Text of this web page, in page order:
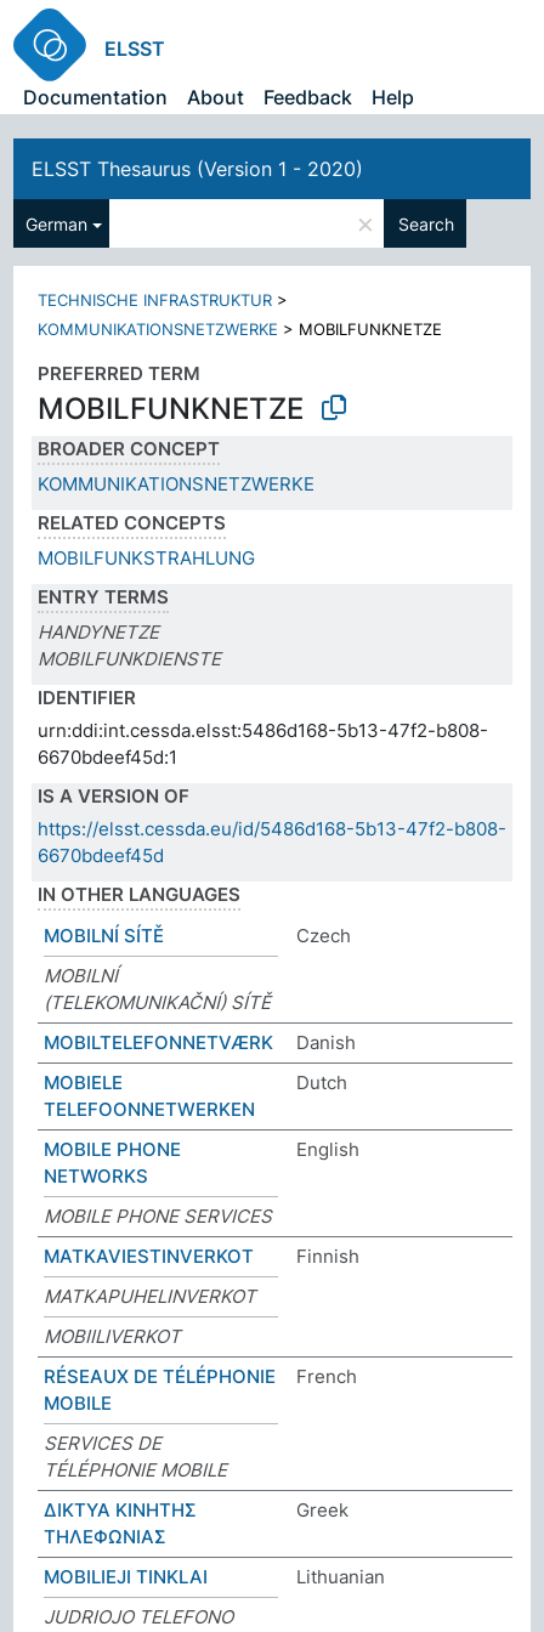
ELSST
Documentation
About Feedback Help
ELSST Thesaurus (Version 1 - 2020)
German × Search
TECHNISCHE INFRASTRUKTUR >
KOMMUNIKATIONSNETZWERKE > MOBILFUNKNETZE
PREFERRED TERM
MOBILFUNKNETZE
BROADER CONCEPT
KOMMUNIKATIONSNETZWERKE
RELATED CONCEPTS
MOBILFUNKSTRAHLUNG
ENTRY TERMS
HANDYNETZE
MOBILFUNKDIENSTE
IDENTIFIER
urn:ddi:int.cessda.elsst:5486d168-5b13-47f2-b808-
6670bdeef45d:1
IS A VERSION OF
https://elsst.cessda.eu/id/5486d168-5b13-47f2-b808-
6670bdeef45d
IN OTHER LANGUAGES
MOBILNÍ SÍTĚ
Czech
MOBILNÍ
(TELEKOMUNIKAČNÍ) SÍTĚ
MOBILTELEFONNETVÆRK
Danish
MOBIELE
TELEFOONNETWERKEN
Dutch
MOBILE PHONE
NETWORKS
English
MOBILE PHONE SERVICES
MATKAVIESTINVERKOT
Finnish
MATKAPUHELINVERKOT
MOBIILIVERKOT
RÉSEAUX DE TÉLÉPHONIE
MOBILE
French
SERVICES DE
TÉLÉPHONIE MOBILE
ΔΙΚΤΥΑ ΚΙΝΗΤΗΣ
ΤΗΛΕΦΩΝΙΑΣ
Greek
MOBILIEJI TINKLAI
Lithuanian
JUDRIOJO TELEFONO